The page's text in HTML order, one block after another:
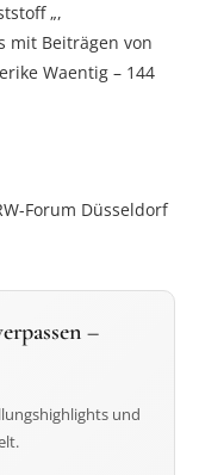
„,
mit Beiträgen von
Waentig – 144
Forum Düsseldorf
–
und